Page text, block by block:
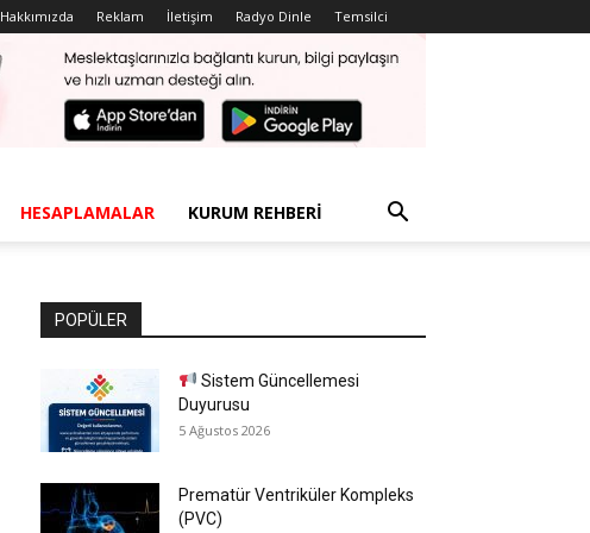
Hakkımızda Reklam İletişim Radyo Dinle Temsilci
HESAPLAMALAR KURUM REHBERI
POPÜLER
Sistem Güncellemesi
Duyurusu
5 Ağustos 2026
Prematür Ventriküler Kompleks
(PVC)